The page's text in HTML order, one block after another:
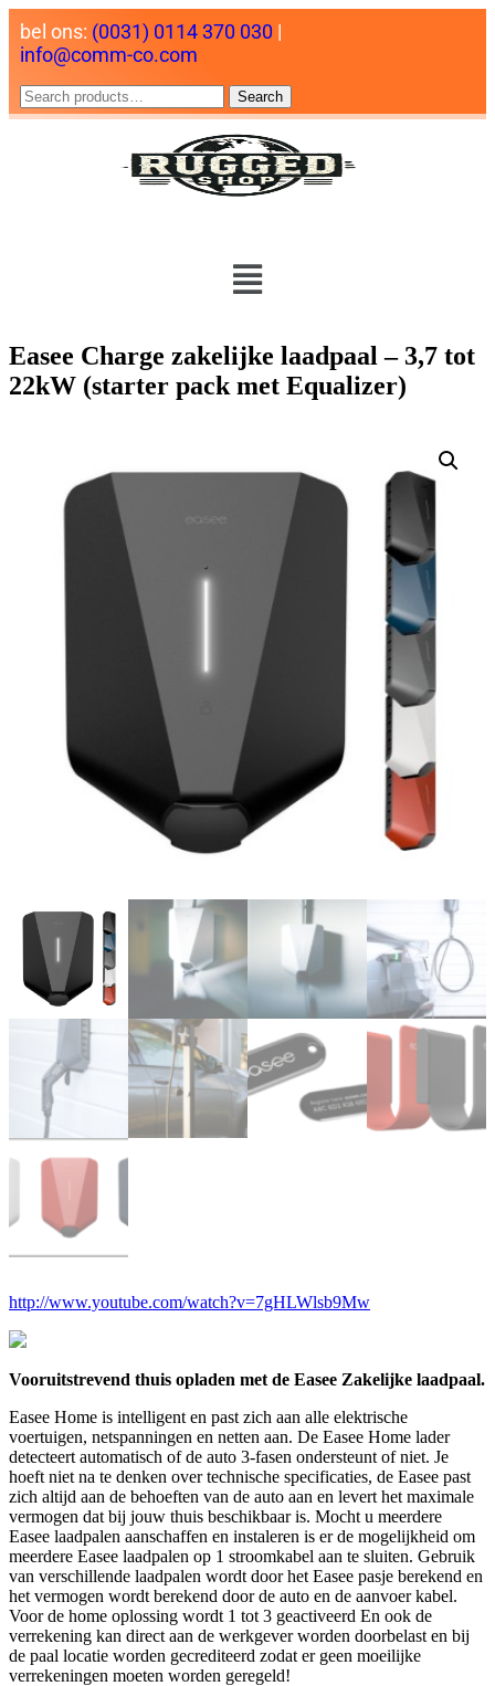
bel ons: (0031) 0114 370 030 |
info@comm-co.com
Search
Easee Charge zakelijke laadpaal – 3,7 tot
22kW (starter pack met Equalizer)
http://www.youtube.com/watch?v=7gHLWlsb9Mw
Vooruitstrevend thuis opladen met de Easee Zakelijke laadpaal.
Easee Home is intelligent en past zich aan alle elektrische
voertuigen, netspanningen en netten aan. De Easee Home lader
detecteert automatisch of de auto 3-fasen ondersteunt of niet. Je
hoeft niet na te denken over technische specificaties, de Easee past
zich altijd aan de behoeften van de auto aan en levert het maximale
vermogen dat bij jouw thuis beschikbaar is. Mocht u meerdere
Easee laadpalen aanschaffen en instaleren is er de mogelijkheid om
meerdere Easee laadpalen op 1 stroomkabel aan te sluiten. Gebruik
van verschillende laadpalen wordt door het Easee pasje berekend en
het vermogen wordt berekend door de auto en de aanvoer kabel.
Voor de home oplossing wordt 1 tot 3 geactiveerd En ook de
verrekening kan direct aan de werkgever worden doorbelast en bij
de paal locatie worden gecrediteerd zodat er geen moeilijke
verrekeningen moeten worden geregeld!